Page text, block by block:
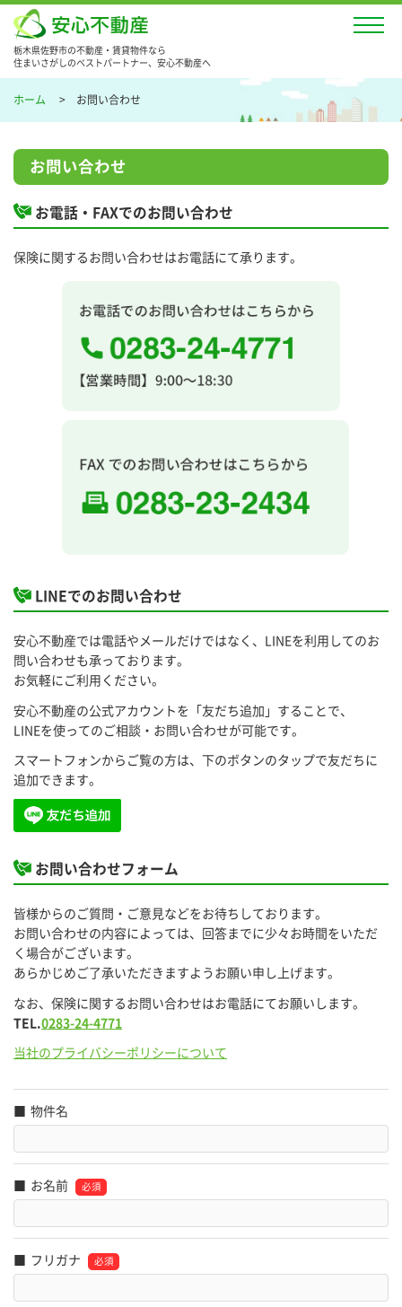
栃木県佐野市の不動産・賃貸物件なら
住まいさがしのベストパートナー、安心不動産へ
ホーム お問い合わせ
お問い合わせ
お電話・FAXでのお問い合わせ
保険に関するお問い合わせはお電話にて承ります。
LINEでのお問い合わせ
安心不動産では電話やメールだけではなく、LINEを利用してのお
問い合わせも承っております。
お気軽にご利用ください。
安心不動産の公式アカウントを「友だち追加」することで、
LINEを使ってのご相談・お問い合わせが可能です。
スマートフォンからご覧の方は、下のボタンのタップで友だちに
追加できます。
お問い合わせフォーム
皆様からのご質問・ご意見などをお待ちしております。
お問い合わせの内容によっては、回答までに少々お時間をいただ
く場合がございます。
あらかじめご了承いただきますようお願い申し上げます。
なお、保険に関するお問い合わせはお電話にてお願いします。
TEL.0283-24-4771
当社のプライバシーポリシーについて
物件名
お名前
フリガナ